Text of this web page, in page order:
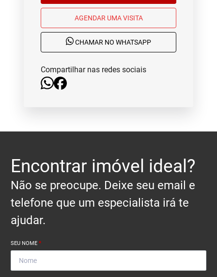
AGENDAR UMA VISITA
CHAMAR NO WHATSAPP
Compartilhar nas redes sociais
Encontrar imóvel ideal?
Não se preocupe. Deixe seu email e
telefone que um especialista irá te
ajudar.
SEU NOME*